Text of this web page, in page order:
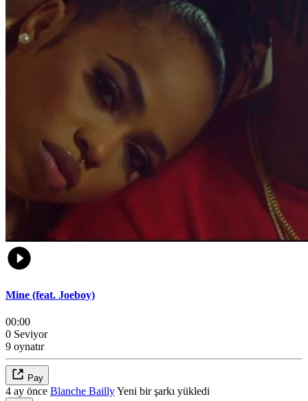
Mine (feat. Joeboy)
00:00
0 Seviyor
9 oynatır
Pay
4 ay önce Blanche BaillyYeni bir şarkı yükledi